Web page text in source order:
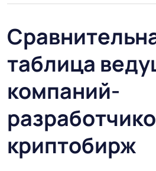
таблица
компаний-
криптобирж